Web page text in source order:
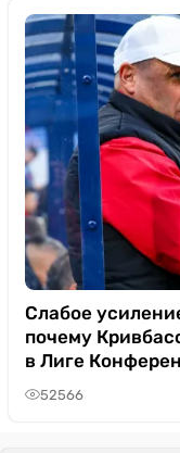
Слабое
почему
в Лиге
52566